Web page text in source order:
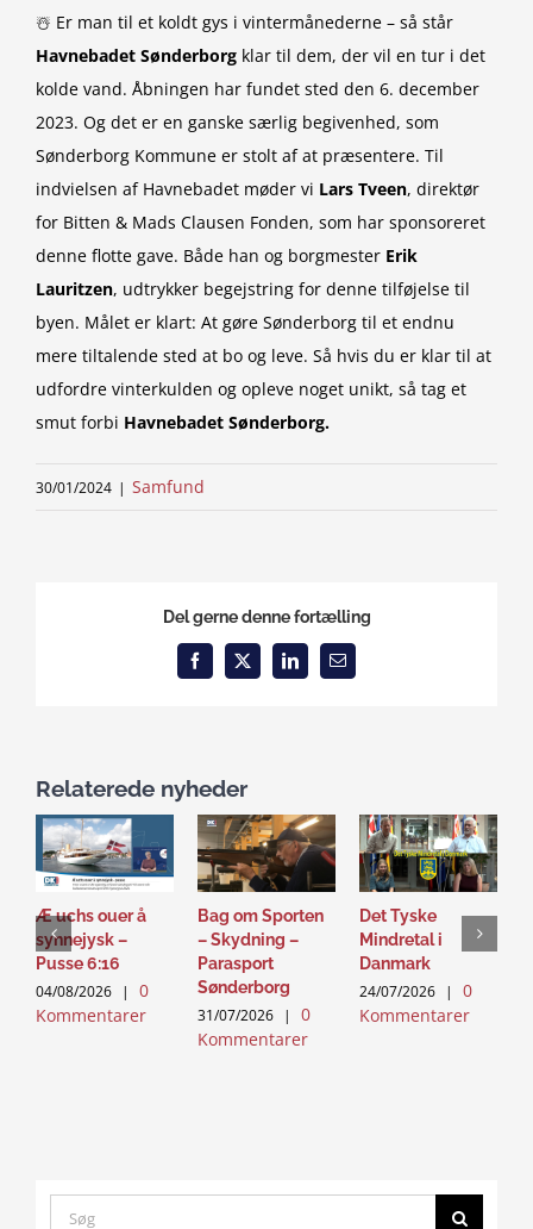
☃️ Er man til et koldt gys i vintermånederne – så står
Havnebadet Sønderborg klar til dem, der vil en tur i det
kolde vand. Åbningen har fundet sted den 6. december
2023. Og det er en ganske særlig begivenhed, som
Sønderborg Kommune er stolt af at præsentere. Til
indvielsen af Havnebadet møder vi Lars Tveen, direktør
for Bitten & Mads Clausen Fonden, som har sponsoreret
denne flotte gave. Både han og borgmester Erik
Lauritzen, udtrykker begejstring for denne tilføjelse til
byen. Målet er klart: At gøre Sønderborg til et endnu
mere tiltalende sted at bo og leve. Så hvis du er klar til at
udfordre vinterkulden og opleve noget unikt, så tag et
smut forbi Havnebadet Sønderborg.
30/01/2024 | Samfund
Del gerne denne fortælling
Facebook
X LinkedInEmail
Relaterede nyheder
Æ uchs ouer å
synnejysk –
Pusse 6:16
04/08/2026 |
0
Kommentarer
Bag om Sporten
– Skydning –
Parasport
Sønderborg
31/07/2026 |
0
Kommentarer
Det Tyske
Mindretal i
Danmark
24/07/2026 |
0
Kommentarer
Search